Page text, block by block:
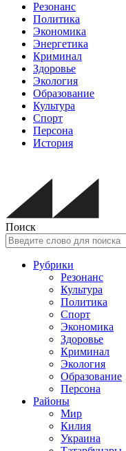
Резонанс
Политика
Экономика
Энергетика
Криминал
Здоровье
Экология
Образование
Культура
Спорт
Персона
История
Поиск
Рубрики
Резонанс
Культура
Политика
Спорт
Экономика
Здоровье
Криминал
Экология
Образование
Персона
Районы
Мир
Килия
Украина